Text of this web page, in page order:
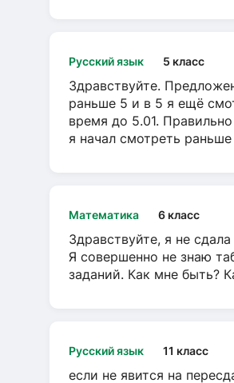
Русский язык 5 класс
Здравствуйте.
раньше 5 и в 5 я ещё
время до 5.01.
я начал смотреть
Математика 6 класс
Здравствуйте, я не
Я совершенно не знаю
заданий. Как мне быть?
Русский язык 11 класс
если не явится на